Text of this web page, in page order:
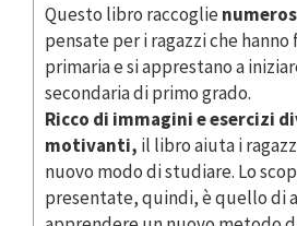
Questo libro raccoglie
pensate per i ragazzi che
primaria e si apprestano a
secondaria di primo grado.
Ricco di immagini e esercizi
motivanti, il libro aiuta i
nuovo modo di studiare. Lo
presentate, quindi, è quello di